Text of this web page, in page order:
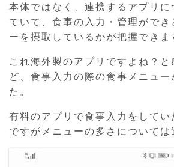
本体ではなく、連携するアプリに
ていて、食事の入力・管理ができ
ーを摂取しているかが把握できま
これ海外製のアプリですよね？と
ど、食事入力の際の食事メニュー
た。
有料のアプリで食事入力をして
ですがメニューの多さについては